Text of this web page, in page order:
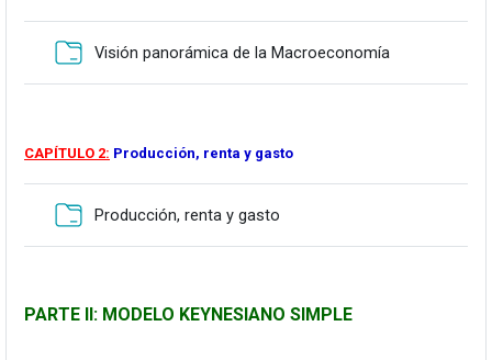
Visión panorámica de la Macroeconomía
CAPÍTULO 2: Producción, renta y gasto
Producción, renta y gasto
PARTE II: MODELO KEYNESIANO SIMPLE